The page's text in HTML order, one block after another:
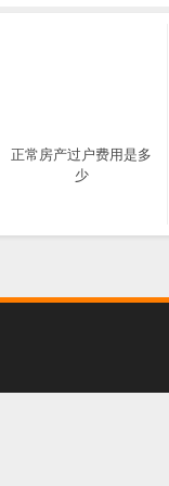
正常房产过户费用是多
少